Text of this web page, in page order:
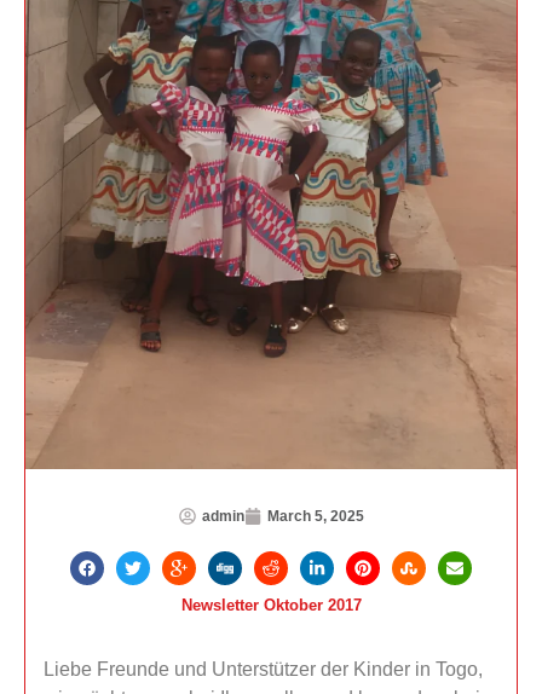
admin March 5, 2025
Newsletter Oktober 2017
Liebe Freunde und Unterstützer der Kinder in Togo,